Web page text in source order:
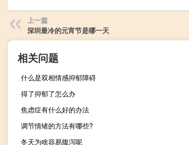
上一篇
深圳最冷的元宵节是哪一天
相关问题
什么是双相情感抑郁障碍
得了抑郁了怎么办
焦虑症有什么好的办法
调节情绪的方法有哪些?
冬天为啥容易腹泻呢